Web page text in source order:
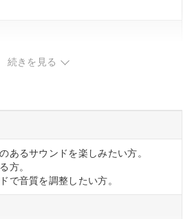
続きを見る
あるサウンドを楽しみたい方。
方。
で音質を調整したい方。